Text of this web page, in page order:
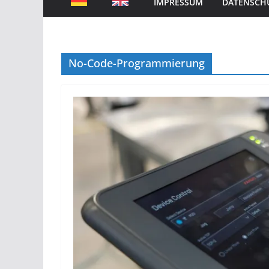
No-Code-Programmierung